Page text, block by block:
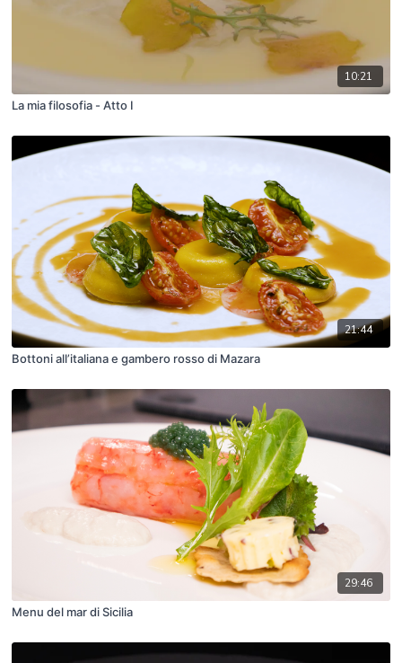
10:21
La mia filosofia - Atto I
21:44
Bottoni all’italiana e gambero rosso di Mazara
29:46
Menu del mar di Sicilia